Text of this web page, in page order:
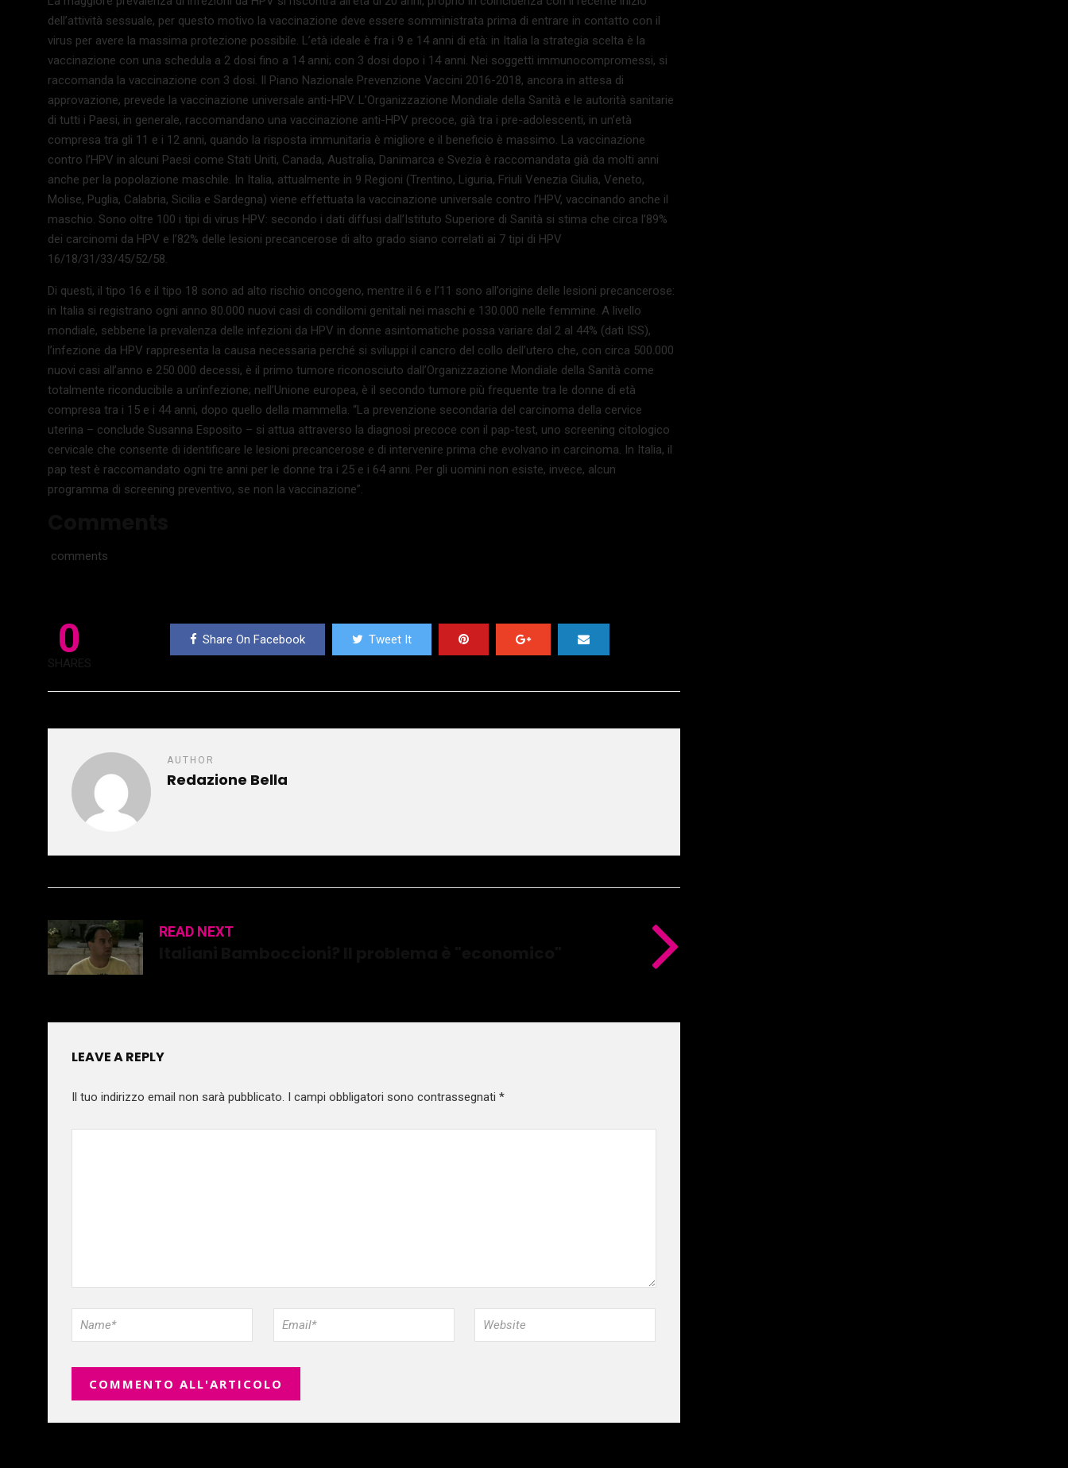
dell’attività sessuale, per questo motivo la vaccinazione deve essere somministrata prima di entrare in contatto con il
virus per avere la massima protezione possibile. L’età ideale è fra i 9 e 14 anni di età: in Italia la strategia scelta è la
vaccinazione con una schedula a 2 dosi fino a 14 anni; con 3 dosi dopo i 14 anni. Nei soggetti immunocompromessi, si
raccomanda la vaccinazione con 3 dosi. Il Piano Nazionale Prevenzione Vaccini 2016-2018, ancora in attesa di
approvazione, prevede la vaccinazione universale anti-HPV. L’Organizzazione Mondiale della Sanità e le autorità sanitarie
di tutti i Paesi, in generale, raccomandano una vaccinazione anti-HPV precoce, già tra i pre-adolescenti, in un’età
compresa tra gli 11 e i 12 anni, quando la risposta immunitaria è migliore e il beneficio è massimo. La vaccinazione
contro l’HPV in alcuni Paesi come Stati Uniti, Canada, Australia, Danimarca e Svezia è raccomandata già da molti anni
anche per la popolazione maschile. In Italia, attualmente in 9 Regioni (Trentino, Liguria, Friuli Venezia Giulia, Veneto,
Molise, Puglia, Calabria, Sicilia e Sardegna) viene effettuata la vaccinazione universale contro l’HPV, vaccinando anche il
maschio. Sono oltre 100 i tipi di virus HPV: secondo i dati diffusi dall’Istituto Superiore di Sanità si stima che circa l’89%
dei carcinomi da HPV e l’82% delle lesioni precancerose di alto grado siano correlati ai 7 tipi di HPV
16/18/31/33/45/52/58.
Di questi, il tipo 16 e il tipo 18 sono ad alto rischio oncogeno, mentre il 6 e l’11 sono all’origine delle lesioni precancerose:
in Italia si registrano ogni anno 80.000 nuovi casi di condilomi genitali nei maschi e 130.000 nelle femmine. A livello
mondiale, sebbene la prevalenza delle infezioni da HPV in donne asintomatiche possa variare dal 2 al 44% (dati ISS),
l’infezione da HPV rappresenta la causa necessaria perché si sviluppi il cancro del collo dell’utero che, con circa 500.000
nuovi casi all’anno e 250.000 decessi, è il primo tumore riconosciuto dall’Organizzazione Mondiale della Sanità come
totalmente riconducibile a un’infezione; nell’Unione europea, è il secondo tumore più frequente tra le donne di età
compresa tra i 15 e i 44 anni, dopo quello della mammella. “La prevenzione secondaria del carcinoma della cervice
uterina – conclude Susanna Esposito – si attua attraverso la diagnosi precoce con il pap-test, uno screening citologico
cervicale che consente di identificare le lesioni precancerose e di intervenire prima che evolvano in carcinoma. In Italia, il
pap test è raccomandato ogni tre anni per le donne tra i 25 e i 64 anni. Per gli uomini non esiste, invece, alcun
programma di screening preventivo, se non la vaccinazione”.
comments
0
SHARES
Share On Facebook Tweet It
AUTHOR
Redazione Bella
READ NEXT
LEAVE A REPLY
Il tuo indirizzo email non sarà pubblicato. I campi obbligatori sono contrassegnati *